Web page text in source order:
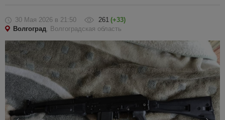
30 Мая 2026 в 21:50 261 (+33)
Волгоград, Волгоградская область